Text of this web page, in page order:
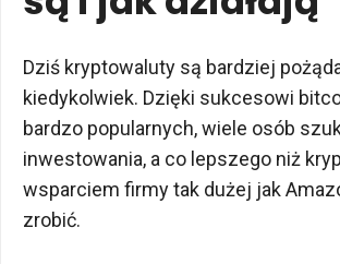
Dziś kryptowaluty są bardziej
kiedykolwiek. Dzięki sukcesowi
bardzo popularnych, wiele osób
inwestowania, a co lepszego niż
wsparciem firmy tak dużej jak
zrobić.